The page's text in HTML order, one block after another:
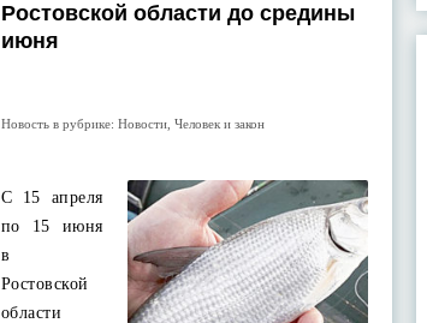
Ростовской области до средины
июня
Новость в рубрике: Новости, Человек и закон
С 15 апреля
по 15 июня
в
Ростовской
области